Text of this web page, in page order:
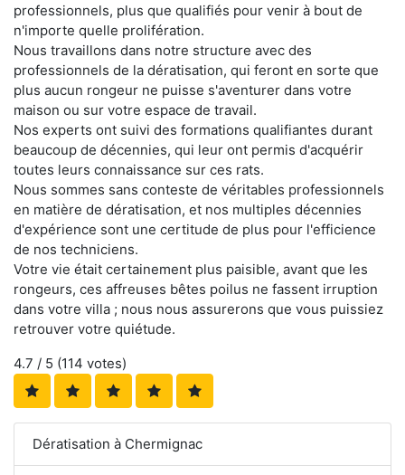
professionnels, plus que qualifiés pour venir à bout de
n'importe quelle prolifération.
Nous travaillons dans notre structure avec des
professionnels de la dératisation, qui feront en sorte que
plus aucun rongeur ne puisse s'aventurer dans votre
maison ou sur votre espace de travail.
Nos experts ont suivi des formations qualifiantes durant
beaucoup de décennies, qui leur ont permis d'acquérir
toutes leurs connaissance sur ces rats.
Nous sommes sans conteste de véritables professionnels
en matière de dératisation, et nos multiples décennies
d'expérience sont une certitude de plus pour l'efficience
de nos techniciens.
Votre vie était certainement plus paisible, avant que les
rongeurs, ces affreuses bêtes poilus ne fassent irruption
dans votre villa ; nous nous assurerons que vous puissiez
retrouver votre quiétude.
4.7 / 5 (114 votes)
Dératisation à Chermignac